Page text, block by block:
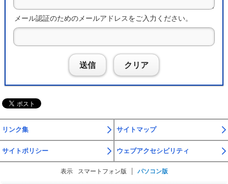
メール認証のためのメールアドレスをご入力ください。
送信 クリア
リンク集 サイトマップ
サイトポリシー ウェブアクセシビリティ
表示 スマートフォン版 パソコン版